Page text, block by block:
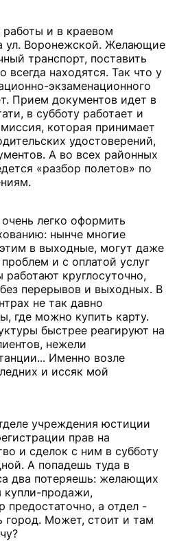
и в краевом
ул. Воронежской. Желающие
транспорт, поставить
всегда находятся. Так что у
экзаменационного
Прием документов идет в
в субботу работает и
которая принимает
удостоверений,
А во всех районных
«разбор полетов» по
легко оформить
нынче многие
в выходные, могут даже
и с оплатой услуг
круглосуточно,
перерывов и выходных. В
не так давно
где можно купить карту.
быстрее реагируют на
нежели
Именно возле
и иссяк мой
учреждения юстиции
прав на
и сделок с ним в субботу
А попадешь туда в
два потеряешь: желающих
купли-продажи,
предостаточно, а отдел -
город. Может, стоит и там